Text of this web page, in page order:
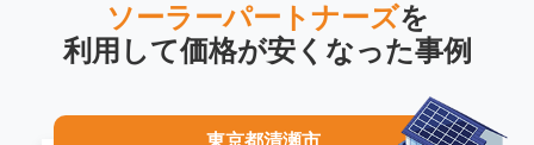
ソーラーパートナーズを
利用して価格が安くなった事例
東京都清瀬市